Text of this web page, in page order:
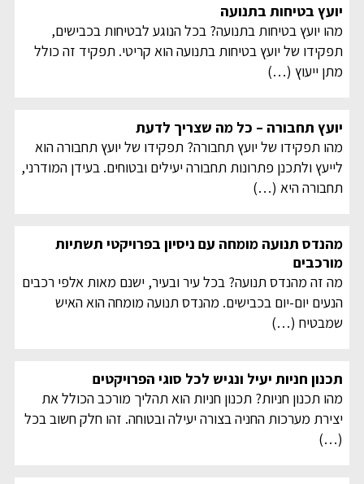
יועץ בטיחות בתנועה
מהו יועץ בטיחות בתנועה? בכל הנוגע לבטיחות בכבישים,
תפקידו של יועץ בטיחות בתנועה הוא קריטי. תפקיד זה כולל
מתן ייעוץ (…)
יועץ תחבורה – כל מה שצריך לדעת
מהו תפקידו של יועץ תחבורה? תפקידו של יועץ תחבורה הוא
לייעץ ולתכנן פתרונות תחבורה יעילים ובטוחים. בעידן המודרני,
תחבורה היא (…)
מהנדס תנועה מומחה עם ניסיון בפרויקטי תשתיות
מורכבים
מה זה מהנדס תנועה? בכל עיר ובעיר, ישנם מאות אלפי רכבים
הנעים יום-יום בכבישים. מהנדס תנועה מומחה הוא האיש
שמבטיח (…)
תכנון חניות יעיל ונגיש לכל סוגי הפרויקטים
מהו תכנון חניות? תכנון חניות הוא תהליך מורכב הכולל את
יצירת מערכות החניה בצורה יעילה ובטוחה. זהו חלק חשוב בכל
(…)